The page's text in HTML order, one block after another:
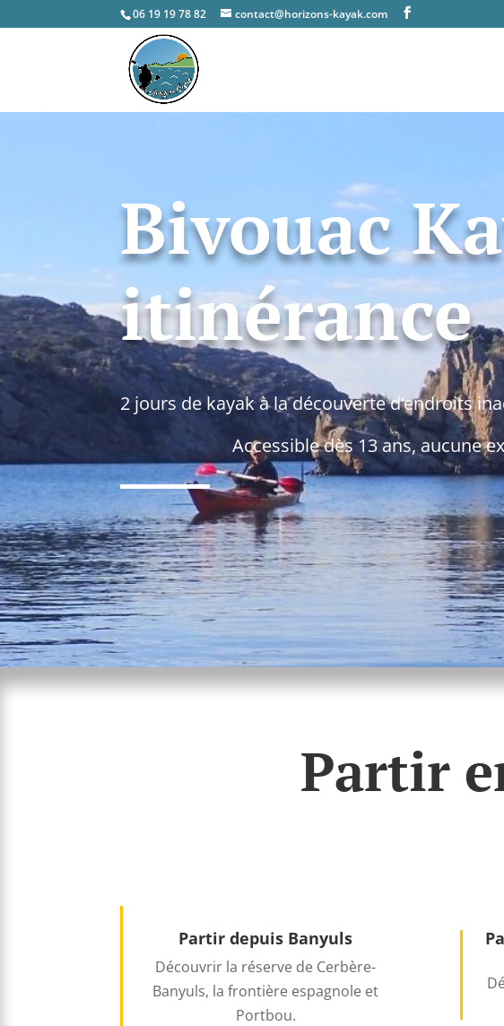
06 19 19 78 82 contact@horizons-kayak.com
Bivouac
itinérance
2 jours de kayak à la découverte d’endroits
Accessible dès 13 ans, aucune
Partir
Partir depuis Banyuls
Découvrir la réserve de Cerbère-
Banyuls, la frontière espagnole et
Portbou.